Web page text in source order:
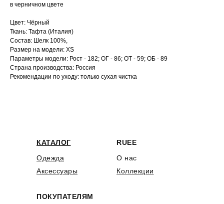
в черничном цвете
Цвет: Чёрный
Ткань: Тафта (Италия)
Состав: Шелк 100%,
Размер на модели: XS
Параметры модели: Рост - 182; ОГ - 86; ОТ - 59; ОБ - 89
Страна производства: Россия
Рекомендации по уходу: только сухая чистка
КАТАЛОГ
Одежда
Аксессуары
RUEE
О нас
Коллекции
ПОКУПАТЕЛЯМ